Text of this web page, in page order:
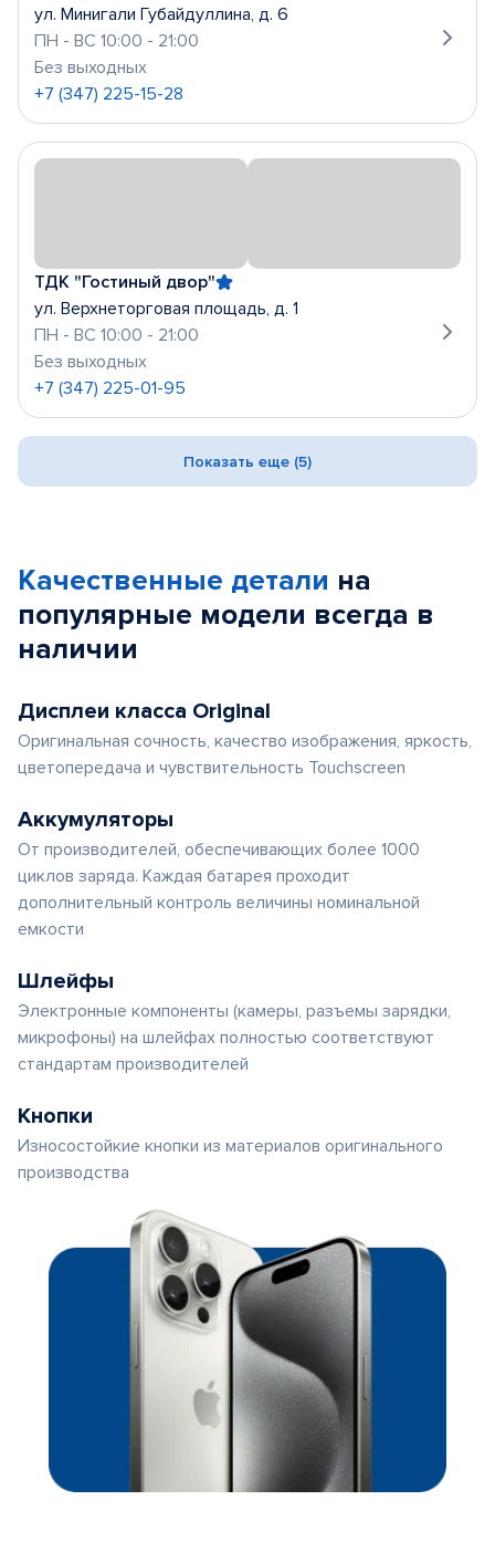
ул. Минигали Губайдуллина, д. 6
ПН - ВС 10:00 - 21:00
Без выходных
+7 (347) 225-15-28
ТДК "Гостиный двор"
ул. Верхнеторговая площадь, д. 1
ПН - ВС 10:00 - 21:00
Без выходных
+7 (347) 225-01-95
Показать еще (5)
Качественные детали на
популярные модели всегда в
наличии
Дисплеи класса Original
Оригинальная сочность, качество изображения, яркость,
цветопередача и чувствительность Touchscreen
Аккумуляторы
От производителей, обеспечивающих более 1000
циклов заряда. Каждая батарея проходит
дополнительный контроль величины номинальной
емкости
Шлейфы
Электронные компоненты (камеры, разъемы зарядки,
микрофоны) на шлейфах полностью соответствуют
стандартам производителей
Кнопки
Износостойкие кнопки из материалов оригинального
производства